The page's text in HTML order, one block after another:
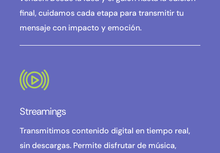
final, cuidamos cada etapa para transmitir tu
mensaje con impacto y emoción.
Streamings
Transmitimos contenido digital en tiempo real,
sin descargas. Permite disfrutar de música,